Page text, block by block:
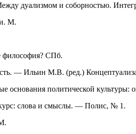
дуализмом и соборностью.
М.
философия? СПб.
— Ильин М.В. (ред.)
основания политической
слова и смыслы. — Полис, № 1.